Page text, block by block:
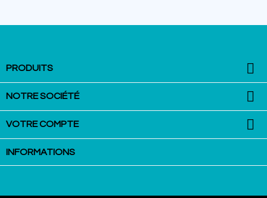
PRODUITS 
NOTRE SOCIÉTÉ 
VOTRE COMPTE 
INFORMATIONS